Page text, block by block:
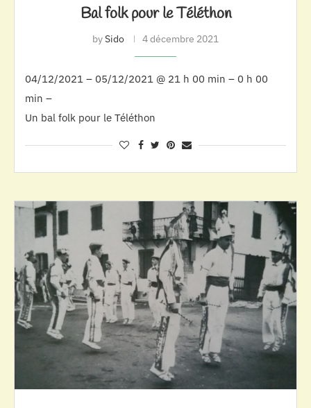
Bal folk pour le Téléthon
bySido 4 décembre 2021
04/12/2021 – 05/12/2021 @ 21 h 00 min – 0 h 00
min –
Un bal folk pour le Téléthon